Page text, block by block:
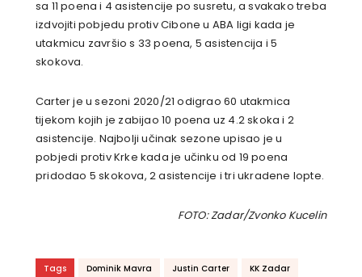
sa 11 poena i 4 asistencije po susretu, a svakako treba
izdvojiti pobjedu protiv Cibone u ABA ligi kada je
utakmicu završio s 33 poena, 5 asistencija i 5
skokova.
Carter je u sezoni 2020/21 odigrao 60 utakmica
tijekom kojih je zabijao 10 poena uz 4.2 skoka i 2
asistencije. Najbolji učinak sezone upisao je u
pobjedi protiv Krke kada je učinku od 19 poena
pridodao 5 skokova, 2 asistencije i tri ukradene lopte.
FOTO: Zadar/Zvonko Kucelin
Tags Dominik Mavra Justin Carter KK Zadar